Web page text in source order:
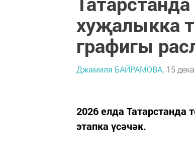
хуҗалыкка
графигы
Джамиля БАЙРАМОВА, 15
2026 елда Татарстанда
этапка үсәчәк.